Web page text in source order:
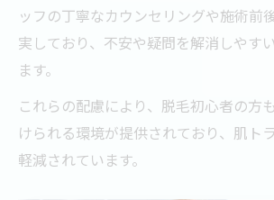
ッフの丁寧なカウンセリングや施術前
実しており、不安や疑問を解消しやす
ます。
これらの配慮により、脱毛初心者の方
けられる環境が提供されており、肌ト
軽減されています。